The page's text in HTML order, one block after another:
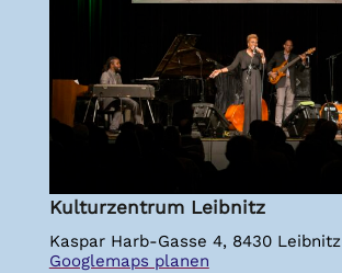
Kulturzentrum Leibnitz
Kaspar Harb-Gasse 4, 8430 Leibnitz
Googlemaps planen